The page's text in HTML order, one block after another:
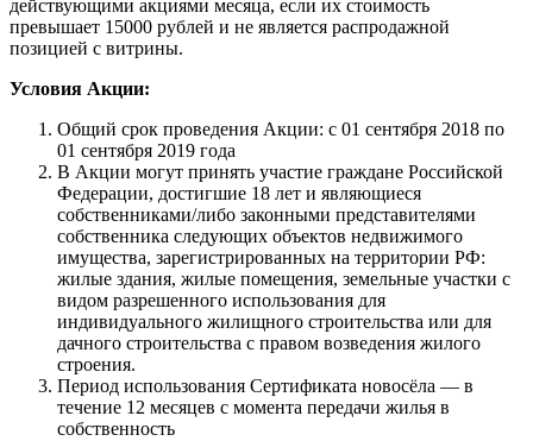
действующими акциями месяца, если их стоимость
превышает 15000 рублей и не является распродажной
позицией с витрины.
Условия Акции:
Общий срок проведения Акции: с 01 сентября 2018 по
01 сентября 2019 года
В Акции могут принять участие граждане Российской
Федерации, достигшие 18 лет и являющиеся
собственниками/либо законными представителями
собственника следующих объектов недвижимого
имущества, зарегистрированных на территории РФ:
жилые здания, жилые помещения, земельные участки с
видом разрешенного использования для
индивидуального жилищного строительства или для
дачного строительства с правом возведения жилого
строения.
Период использования Сертификата новосёла — в
течение 12 месяцев с момента передачи жилья в
собственность